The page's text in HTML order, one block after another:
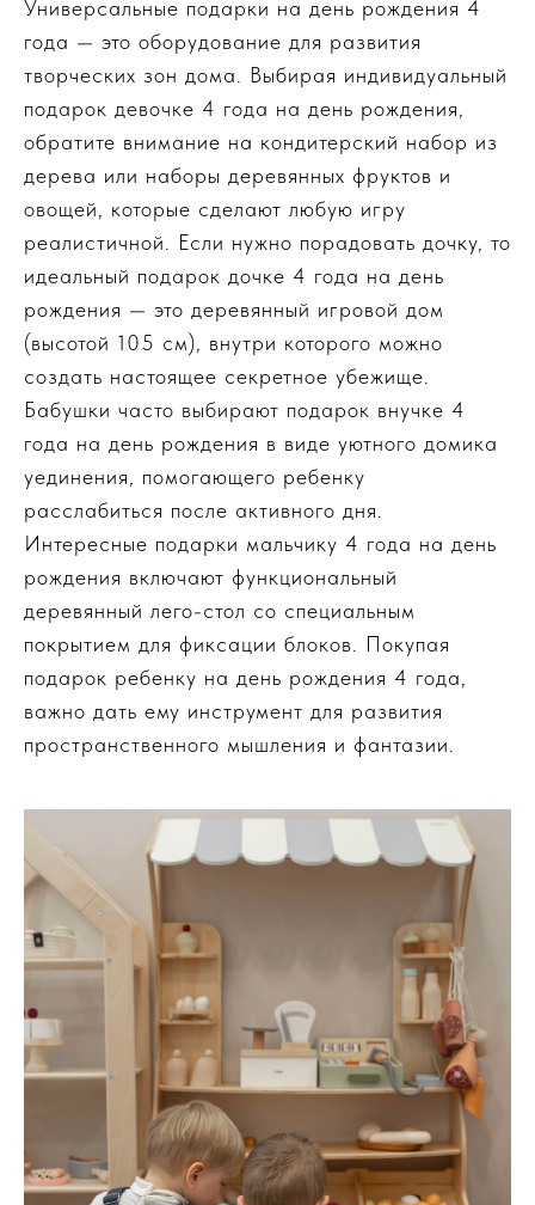
Универсальные подарки на день рождения 4
года — это оборудование для развития
творческих зон дома. Выбирая индивидуальный
подарок девочке 4 года на день рождения,
обратите внимание на кондитерский набор из
дерева или наборы деревянных фруктов и
овощей, которые сделают любую игру
реалистичной. Если нужно порадовать дочку, то
идеальный подарок дочке 4 года на день
рождения — это деревянный игровой дом
(высотой 105 см), внутри которого можно
создать настоящее секретное убежище.
Бабушки часто выбирают подарок внучке 4
года на день рождения в виде уютного домика
уединения, помогающего ребенку
расслабиться после активного дня.
Интересные подарки мальчику 4 года на день
рождения включают функциональный
деревянный лего-стол со специальным
покрытием для фиксации блоков. Покупая
подарок ребенку на день рождения 4 года,
важно дать ему инструмент для развития
пространственного мышления и фантазии.